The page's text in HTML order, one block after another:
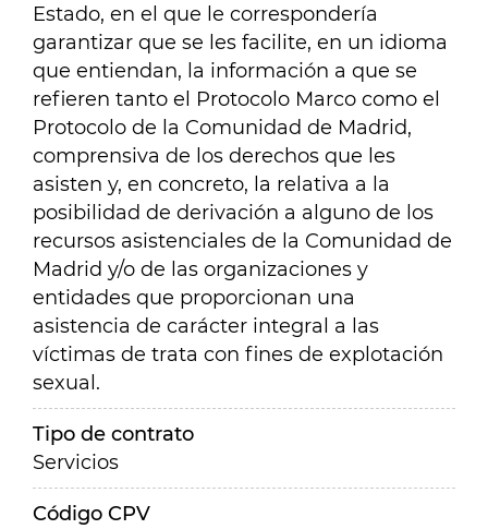
Estado, en el que le correspondería
garantizar que se les facilite, en un idioma
que entiendan, la información a que se
refieren tanto el Protocolo Marco como el
Protocolo de la Comunidad de Madrid,
comprensiva de los derechos que les
asisten y, en concreto, la relativa a la
posibilidad de derivación a alguno de los
recursos asistenciales de la Comunidad de
Madrid y/o de las organizaciones y
entidades que proporcionan una
asistencia de carácter integral a las
víctimas de trata con fines de explotación
sexual.
Tipo de contrato
Servicios
Código CPV